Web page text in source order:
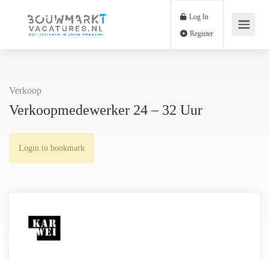
Log In
Verkoop
Verkoopmedewerker 24 – 32 Uur
Login to bookmark